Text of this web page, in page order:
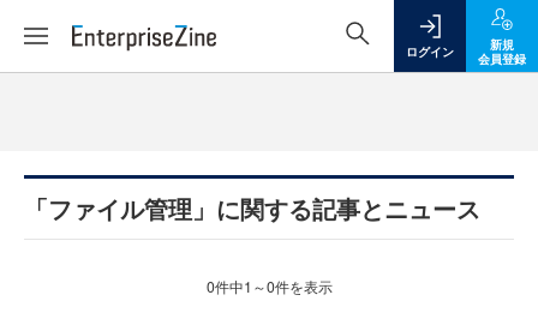
ログイン
新規
会員登録
「ファイル管理」に関する記事とニュース
0件中1～0件を表示